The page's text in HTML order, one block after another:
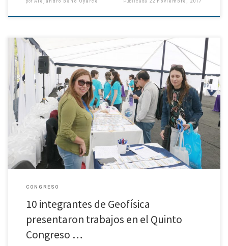
por Alejandro Baño Oyarce Publicada 22 noviembre, 2017
Cinco académicos y cuatro estudiantes y un asistente de investigación del
Departamento de Geofísica participaron en el Quinto Congreso de
Oceanografía Física, Meteorología y Clima del Pacífico Sur Oriental, que
[…]
CONGRESO
10 integrantes de Geofísica
presentaron trabajos en el Quinto
Congreso …